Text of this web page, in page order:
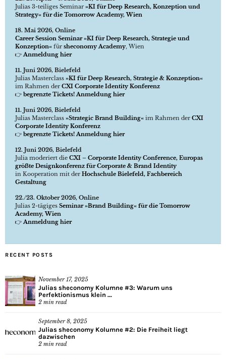
Julias 3-teiliges Seminar »KI für Deep Research, Konzeption und
Strategy« für die Tomorrow Academy, Wien
18. Mai 2026, Online
Career Session Seminar »KI für Deep Research, Strategie und
Konzeption« für sheconomy Academy, Wien
👉Anmeldung hier
11. Juni 2026, Bielefeld
Julias Masterclass »KI für Deep Research, Strategie & Konzeption«
im Rahmen der CXI Corporate Identity Konferenz
👉 begrenzte Tickets! Anmeldung hier
11. Juni 2026, Bielefeld
Julias Masterclass »Strategic Brand Building« im Rahmen der CXI
Corporate Identity Konferenz
👉 begrenzte Tickets! Anmeldung hier
12. Juni 2026, Bielefeld
Julia moderiert die CXI – Corporate Identity Conference, Europas
größte Designkonferenz für Corporate & Brand Identity
in Kooperation mit der Hochschule Bielefeld, Fachbereich
Gestaltung
22./23. Oktober 2026, Online
Julias 2-tägiges Seminar »Brand Building« für die Tomorrow
Academy, Wien
👉Anmeldung hier
RECENT POSTS
November 17, 2025
Julias sheconomy Kolumne #3: Warum uns
Perfektionismus klein ...
2 min read
September 8, 2025
Julias sheconomy Kolumne #2: Die Freiheit liegt
dazwischen
2 min read